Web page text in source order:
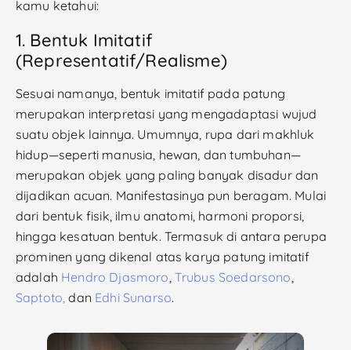
kamu ketahui:
1. Bentuk Imitatif
(Representatif/Realisme)
Sesuai namanya, bentuk imitatif pada patung
merupakan interpretasi yang mengadaptasi wujud
suatu objek lainnya. Umumnya, rupa dari makhluk
hidup—seperti manusia, hewan, dan tumbuhan—
merupakan objek yang paling banyak disadur dan
dijadikan acuan. Manifestasinya pun beragam. Mulai
dari bentuk fisik, ilmu anatomi, harmoni proporsi,
hingga kesatuan bentuk. Termasuk di antara perupa
prominen yang dikenal atas karya patung imitatif
adalah Hendro Djasmoro Trubus Soedarsono
Saptoto, dan Edhi Sunarso.